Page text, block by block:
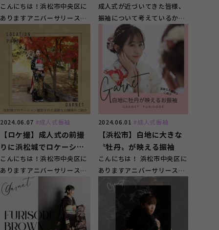
影が出来る！【浜松市】
こんにちは！浜松市中央区に
ありますアニバーサリースタ
す！ &nbsp...
成人式が近づいてきた皆様、
振袖について考えているかと
思いますが、いつ決めたらい
いか悩んでいませ...
2024.06.07 #成人式振袖
【ロケ撮】成人式の前撮
りに浜松城でロケーショ
ン撮影！
こんにちは！浜松市中央区に
ありますアニバーサリースタ
ジオ ガーネット浜松店で
2024.06.01 #成人式振袖
【浜松市】白地に大きな
〝牡丹〟が映える振袖
こんにちは！ 浜松市中央区に
ありますアニバーサリースタ
ジオ ガーネット浜松店で
す！ ...